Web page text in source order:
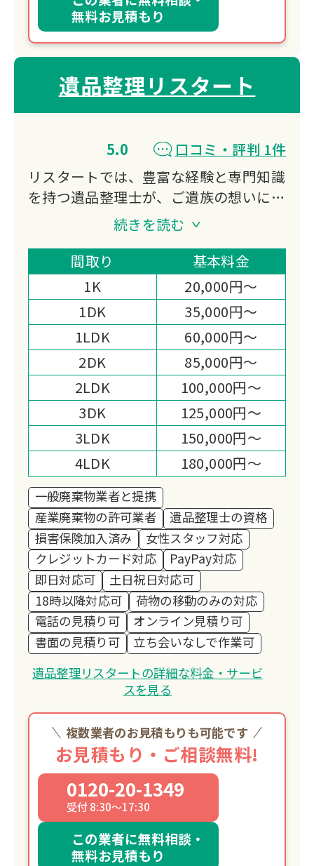
無料お見積もり
遺品整理リスタート
5.0
口コミ・評判 1件
リスタートでは、豊富な経験と専門知識
を持つ遺品整理士が、ご遺族の想いに寄
り添いながら、ひとつひとつ丁寧に対応
遺品整理・ハウスクリーニング・不動産
売却を一挙に対応させて頂くことによ
り、ご遺族様のご負担を軽減いたしま
す。
一都三県(東京都・埼玉県・神奈川県・
千葉県)を対応エリアとしております。
どんなことでもまずはお気軽にご相談く
ださいませ。誠実な対応で安心できる遺
品整理をお約束いたします。
続きを読む
間取り
基本料金
1K
20,000円～
1DK
35,000円～
1LDK
60,000円～
2DK
85,000円～
2LDK
100,000円～
3DK
125,000円～
3LDK
150,000円～
4LDK
180,000円～
一般廃棄物業者と提携
産業廃棄物の許可業者
遺品整理士の資格
損害保険加入済み
女性スタッフ対応
クレジットカード対応
PayPay対応
即日対応可
土日祝日対応可
18時以降対応可
荷物の移動のみの対応
電話の見積り可
オンライン見積り可
書面の見積り可
立ち会いなしで作業可
遺品整理リスタートの詳細な料金・サービ
スを見る
複数業者のお見積もりも可能です
お見積もり・ご相談無料!
0120-20-1349
受付 8:30～17:30
この業者に無料相談・
無料お見積もり